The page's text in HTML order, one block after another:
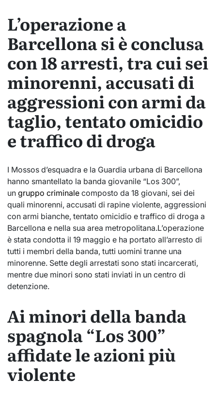
L’operazione a
Barcellona si è conclusa
con 18 arresti, tra cui sei
minorenni, accusati di
aggressioni con armi da
taglio, tentato omicidio
e traffico di droga
I Mossos d’esquadra e la Guardia urbana di Barcellona
hanno smantellato la banda giovanile “Los 300”,
un gruppo criminale composto da 18 giovani, sei dei
quali minorenni, accusati di rapine violente, aggressioni
con armi bianche, tentato omicidio e traffico di droga a
Barcellona e nella sua area metropolitana.L’operazione
è stata condotta il 19 maggio e ha portato all’arresto di
tutti i membri della banda, tutti uomini tranne una
minorenne. Sette degli arrestati sono stati incarcerati,
mentre due minori sono stati inviati in un centro di
detenzione.
Ai minori della banda
spagnola “Los 300”
affidate le azioni più
violente